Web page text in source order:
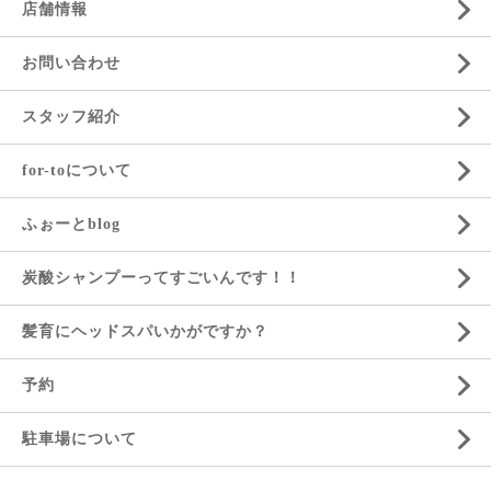
店舗情報
お問い合わせ
スタッフ紹介
for-toについて
ふぉーとblog
炭酸シャンプーってすごいんです！！
髪育にヘッドスパいかがですか？
予約
駐車場について